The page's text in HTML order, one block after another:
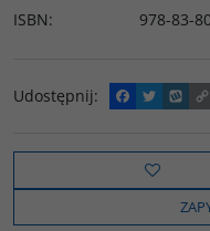
ISBN: 978-83-
Udostępnij:
F
a
e
o
k
T
w
t
t
e
W
y
o
C
o
y
i
k